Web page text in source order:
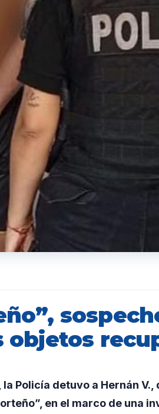
objetos
la Policía detuvo a Hernán
en el marco de una